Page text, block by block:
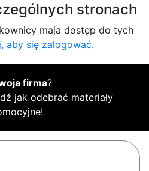
stronach
maja dostęp do tych
aby się zalogować.
firma?
jak odebrać materiały